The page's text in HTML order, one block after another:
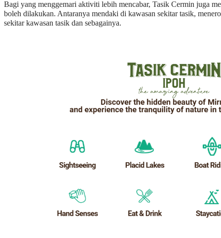
Bagi yang menggemari aktiviti lebih mencabar, Tasik Cermin juga
boleh dilakukan. Antaranya mendaki di kawasan sekitar tasik,
sekitar kawasan tasik dan sebagainya.